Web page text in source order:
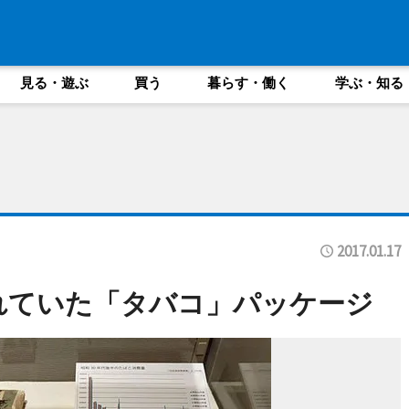
見る・遊ぶ 買う 暮らす・働く 学ぶ・知る
2017.01.17
いた「タバコ」パッケージ